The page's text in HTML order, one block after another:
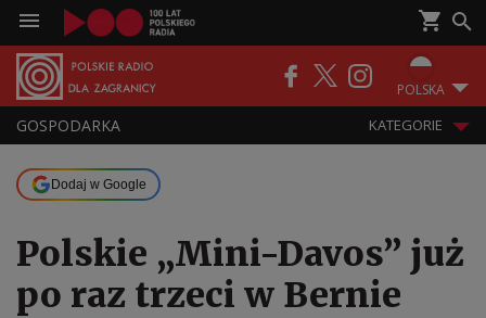
POLSKA
GOSPODARKA KATEGORIE
Dodaj w Google
Polskie „Mini-Davos” już
po raz trzeci w Bernie